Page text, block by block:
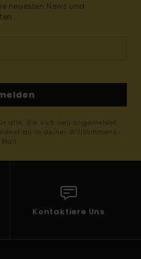
neuesten News und
alle, die sich neu angemeldet
du in deiner Willkommens-
Mail
Kontaktiere Uns